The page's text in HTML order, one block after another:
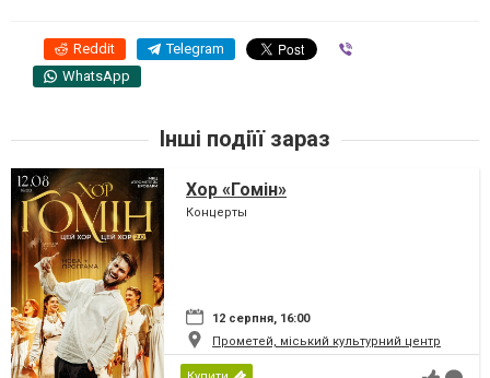
Reddit Telegram
WhatsApp
Інші подіїї зараз
Хор «Гомін»
Концерты
12 серпня, 16:00
Прометей, міський культурний центр